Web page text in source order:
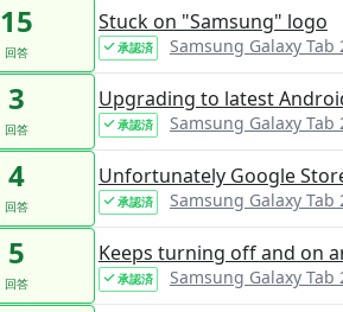
15
回答
Stuck on "Samsung" logo
承認済 Samsung Galaxy Tab
3
回答
Upgrading to latest
承認済 Samsung Galaxy Tab
4
回答
Unfortunately Google
承認済 Samsung Galaxy Tab
5
回答
Keeps turning off and on
承認済 Samsung Galaxy Tab